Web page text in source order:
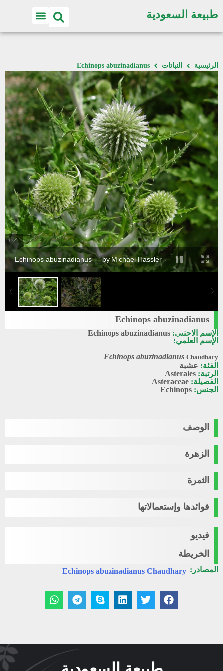
طبيعة السعودية
الرئيسية النباتات Echinops abuzinadianus
Echinops abuzinadianus - by Michael Hassler
Echinops abuzinadianus
الإسم الاجنبي: Echinops abuzinadianus
الإسم العلمي:
Echinops abuzinadianus Chaudhary
الفئة: عشبة
الرتبة: Asterales
الفصيلة: Asteraceae
الجنس: Echinops
الوصف
الزهرة
الثمرة
فوائدها وإستعمالاتها
فيديو
الخريطة
المصادر: Echinops abuzinadianus Chaudhary